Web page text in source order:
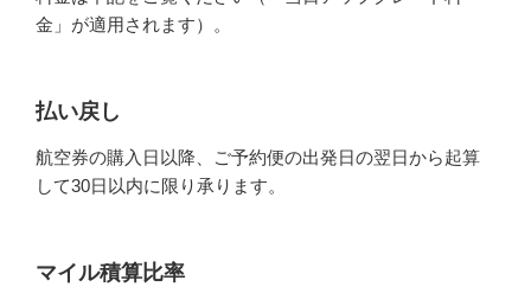
金」が適用されます）。
払い戻し
航空券の購入日以降、ご予約便の出発日の翌日から起算
して30日以内に限り承ります。
マイル積算比率